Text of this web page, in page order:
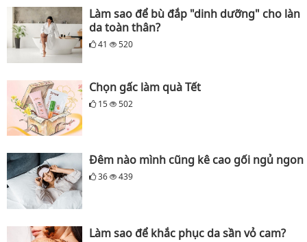
Làm sao để bù đắp "dinh dưỡng" cho làn
da toàn thân?
41 520
Chọn gấc làm quà Tết
15 502
Đêm nào mình cũng kê cao gối ngủ ngon
36 439
Làm sao để khắc phục da sần vỏ cam?